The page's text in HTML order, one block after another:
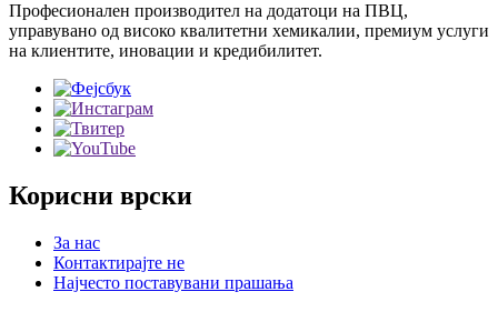
Професионален производител на додатоци на ПВЦ,
управувано од високо квалитетни хемикалии, премиум услуги
на клиентите, иновации и кредибилитет.
Корисни врски
За нас
Контактирајте не
Најчесто поставувани прашања